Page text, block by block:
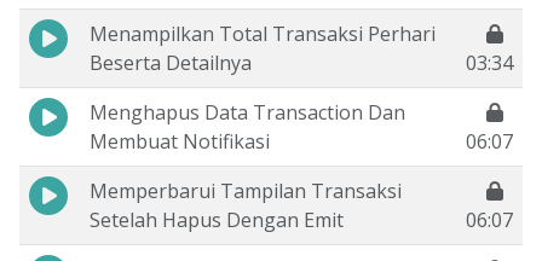
Menampilkan Total Transaksi Perhari
Beserta Detailnya
03:34
Menghapus Data Transaction Dan
Membuat Notifikasi
06:07
Memperbarui Tampilan Transaksi
Setelah Hapus Dengan Emit
06:07